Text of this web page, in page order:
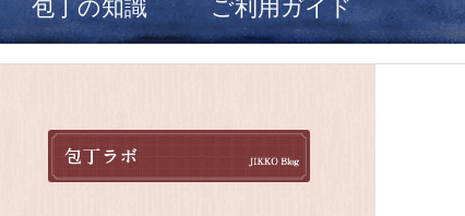
包丁の知識 ご利用ガイド